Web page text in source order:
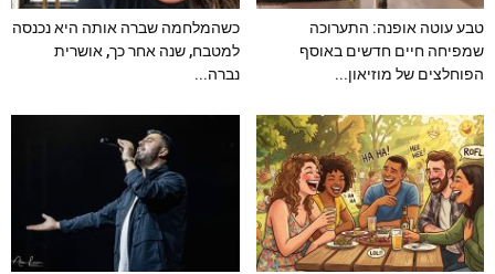
טבע עוטה אופנה: התערוכה
שמפיחה חיים חדשים באוסף
הפוחלצים של מוזיאון...
כשהמלחמה שברה אותה היא נכנסה
למטבח, שנה אחר כך, אושרית
נברה...